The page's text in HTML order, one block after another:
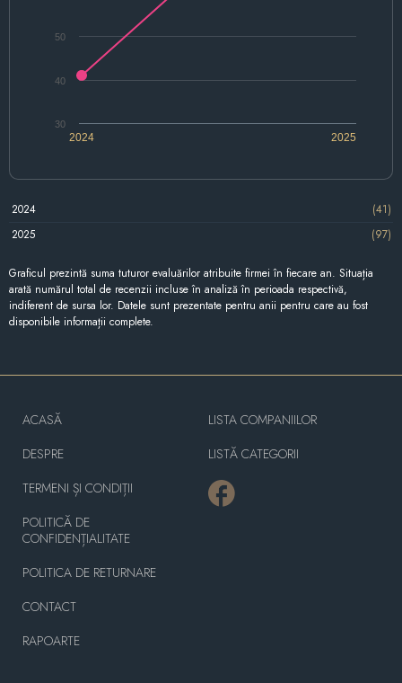
2024 2025
30
40
50
2024
(41)
2025
(97)
Graficul prezintă suma tuturor evaluărilor atribuite firmei în fiecare an. Situația
arată numărul total de recenzii incluse în analiză în perioada respectivă,
indiferent de sursa lor. Datele sunt prezentate pentru anii pentru care au fost
disponibile informații complete.
ACASĂ
DESPRE
TERMENI ȘI CONDIȚII
POLITICĂ DE
CONFIDENȚIALITATE
POLITICA DE RETURNARE
CONTACT
RAPOARTE
LISTA COMPANIILOR
LISTĂ CATEGORII